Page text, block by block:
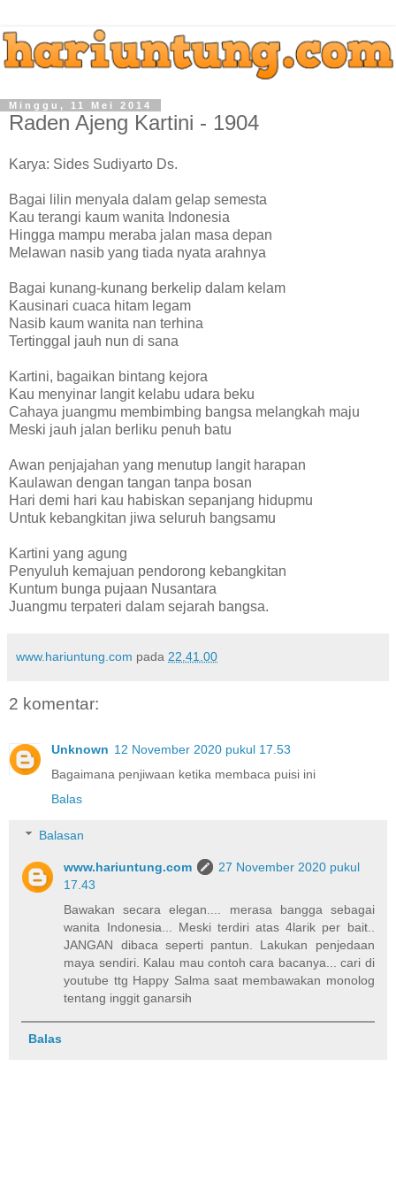
Minggu, 11 Mei 2014
Raden Ajeng Kartini - 1904
Karya: Sides Sudiyarto Ds.
Bagai lilin menyala dalam gelap semesta
Kau terangi kaum wanita Indonesia
Hingga mampu meraba jalan masa depan
Melawan nasib yang tiada nyata arahnya
Bagai kunang-kunang berkelip dalam kelam
Kausinari cuaca hitam legam
Nasib kaum wanita nan terhina
Tertinggal jauh nun di sana
Kartini, bagaikan bintang kejora
Kau menyinar langit kelabu udara beku
Cahaya juangmu membimbing bangsa melangkah maju
Meski jauh jalan berliku penuh batu
Awan penjajahan yang menutup langit harapan
Kaulawan dengan tangan tanpa bosan
Hari demi hari kau habiskan sepanjang hidupmu
Untuk kebangkitan jiwa seluruh bangsamu
Kartini yang agung
Penyuluh kemajuan pendorong kebangkitan
Kuntum bunga pujaan Nusantara
Juangmu terpateri dalam sejarah bangsa.
www.hariuntung.com pada 22.41.00
2 komentar:
Unknown 12 November 2020 pukul 17.53
Bagaimana penjiwaan ketika membaca puisi ini
Balas
Balasan
www.hariuntung.com
27 November 2020 pukul
17.43
Bawakan secara elegan.... merasa bangga sebagai
wanita Indonesia... Meski terdiri atas 4larik per bait..
JANGAN dibaca seperti pantun. Lakukan penjedaan
maya sendiri. Kalau mau contoh cara bacanya... cari di
youtube ttg Happy Salma saat membawakan monolog
tentang inggit ganarsih
Balas